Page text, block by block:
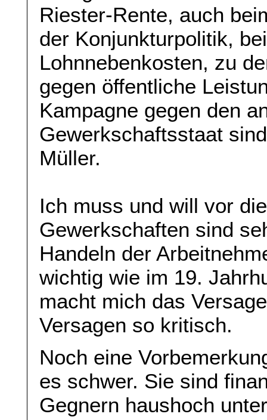
Riester-Rente, auch
der Konjunkturpolitik,
Lohnnebenkosten, zu
gegen öffentliche
Kampagne gegen den
Gewerkschaftsstaat
Müller.
Ich muss und will vor
Gewerkschaften sind
Handeln der
wichtig wie im 19.
macht mich das
Versagen so kritisch.
Noch eine
es schwer. Sie sind
Gegnern haushoch